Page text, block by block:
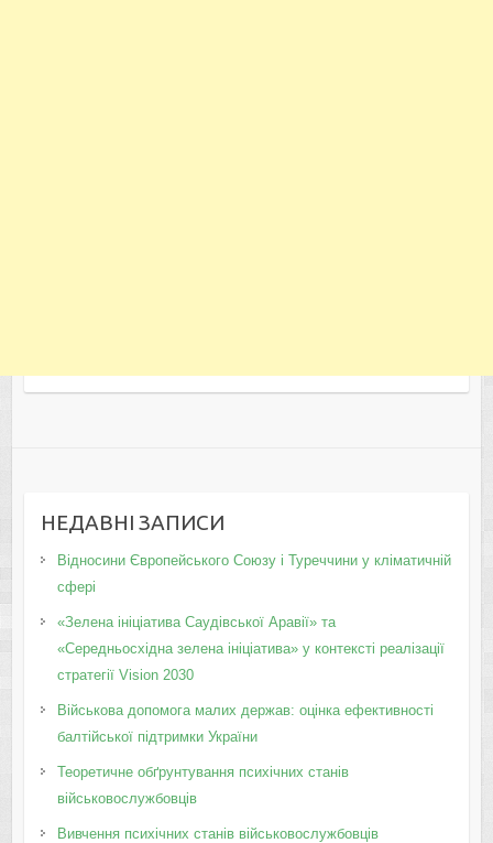
НЕДАВНІ ЗАПИСИ
Відносини Європейського Союзу і Туреччини у кліматичній
сфері
«Зелена ініціатива Саудівської Аравії» та
«Середньосхідна зелена ініціатива» у контексті реалізації
стратегії Vision 2030
Військова допомога малих держав: оцінка ефективності
балтійської підтримки України
Теоретичне обґрунтування психічних станів
військовослужбовців
Вивчення психічних станів військовослужбовців